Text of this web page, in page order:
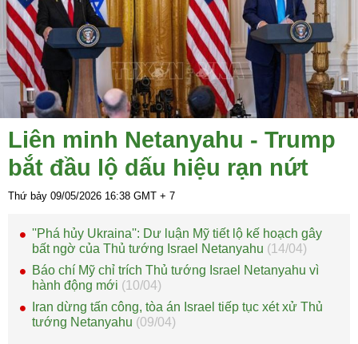
Liên minh Netanyahu - Trump
bắt đầu lộ dấu hiệu rạn nứt
Thứ bảy 09/05/2026 16:38 GMT + 7
''Phá hủy Ukraina'': Dư luận Mỹ tiết lộ kế hoạch gây
bất ngờ của Thủ tướng Israel Netanyahu (14/04)
Báo chí Mỹ chỉ trích Thủ tướng Israel Netanyahu vì
hành động mới (10/04)
Iran dừng tấn công, tòa án Israel tiếp tục xét xử Thủ
tướng Netanyahu (09/04)